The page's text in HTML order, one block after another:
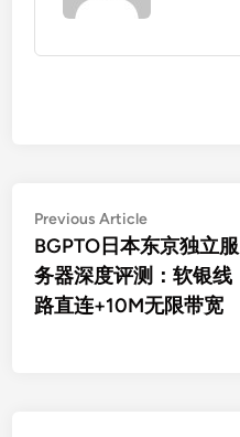
文
章
导
航
Previous ArticlePrevious
article:
BGPTO日本东京独立服
务器深度评测：软银线
路直连+10M无限带宽